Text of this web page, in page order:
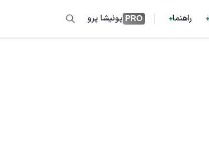
راهنما PRO پونیشا پرو